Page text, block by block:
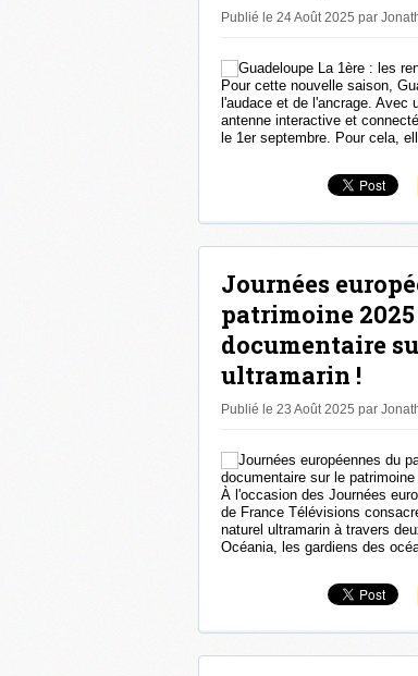
Publié le 24 Août 2025 par
Pour cette nouvelle saison,
l'audace et de l'ancrage. Avec
antenne interactive et
le 1er septembre. Pour cela,
Journées
patrimoine 2025
documentaire
ultramarin !
Publié le 23 Août 2025 par
À l'occasion des Journées
de France Télévisions
naturel ultramarin à travers
Océania, les gardiens des